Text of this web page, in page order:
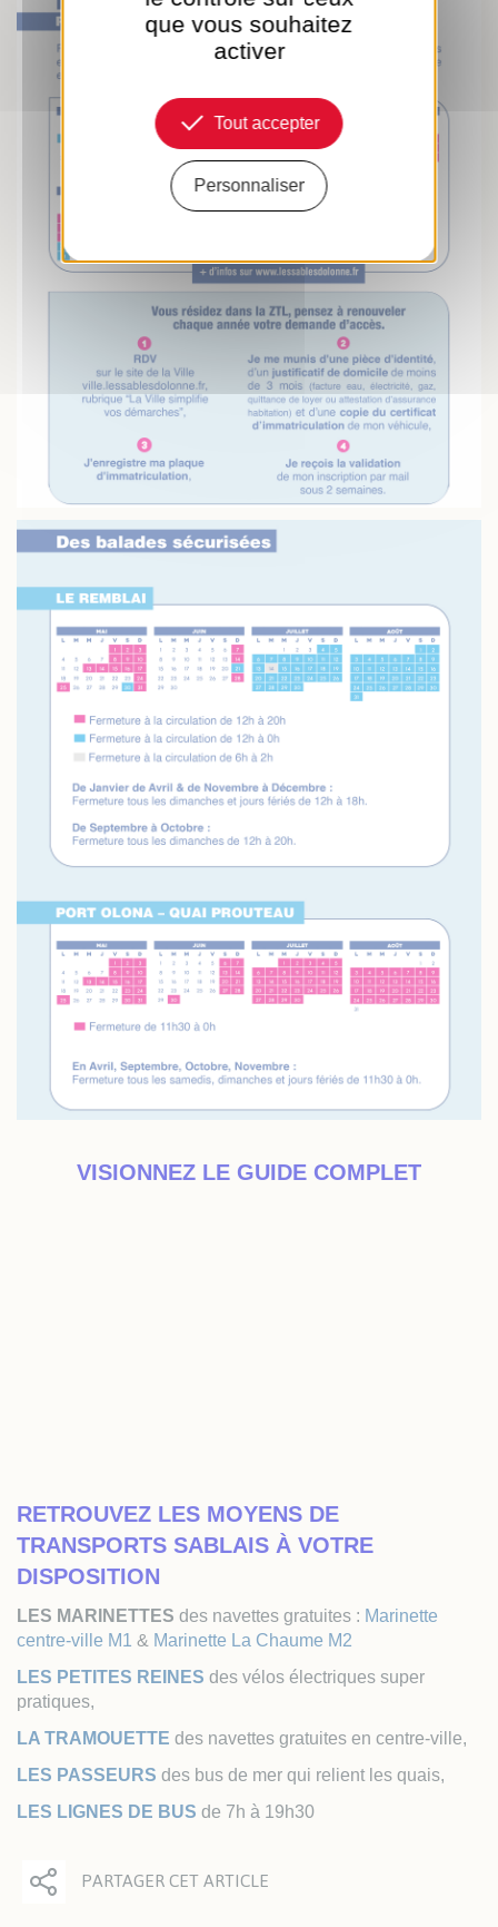
VISIONNEZ LE GUIDE COMPLET
RETROUVEZ LES MOYENS DE
TRANSPORTS SABLAIS À VOTRE
DISPOSITION
LES MARINETTES des navettes gratuites : Marinette
centre-ville M1 & Marinette La Chaume M2
LES PETITES REINES des vélos électriques super
pratiques,
LA TRAMOUETTE des navettes gratuites en centre-ville,
LES PASSEURS des bus de mer qui relient les quais,
LES LIGNES DE BUS de 7h à 19h30
PARTAGER CET ARTICLE
que vous souhaitez
activer
Tout accepter
Personnaliser